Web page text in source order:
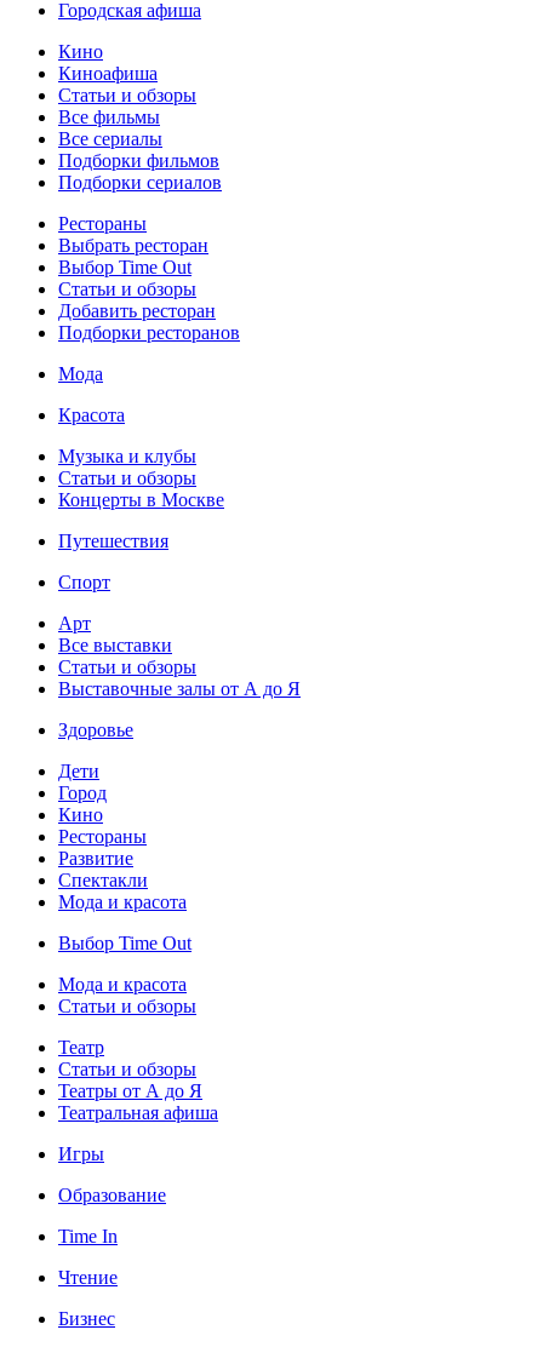
Городская афиша
Кино
Киноафиша
Статьи и обзоры
Все фильмы
Все сериалы
Подборки фильмов
Подборки сериалов
Рестораны
Выбрать ресторан
Выбор Time Out
Статьи и обзоры
Добавить ресторан
Подборки ресторанов
Мода
Красота
Музыка и клубы
Статьи и обзоры
Концерты в Москве
Путешествия
Спорт
Арт
Все выставки
Статьи и обзоры
Выставочные залы от А до Я
Здоровье
Дети
Город
Кино
Рестораны
Развитие
Спектакли
Мода и красота
Выбор Time Out
Мода и красота
Статьи и обзоры
Театр
Статьи и обзоры
Театры от А до Я
Театральная афиша
Игры
Образование
Time In
Чтение
Бизнес